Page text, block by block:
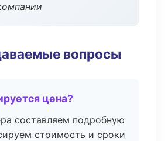
вопросы
цена?
составляем подробную
стоимость и сроки